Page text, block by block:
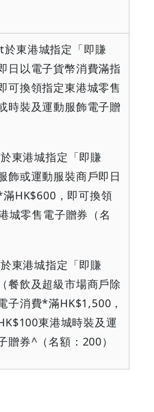
於東港城指定「即賺
日以電子貨幣消費滿指
可換領指定東港城零售
時裝及運動服飾電子贈
於東港城指定「即賺
飾或運動服裝商戶即日
滿HK$600 ，即可換領
城零售電子贈券（名
於東港城指定「即賺
餐飲及超級市場商戶除
子消費*滿HK$1,500 ，
東港城時裝及運
贈券^ （名額： 200）